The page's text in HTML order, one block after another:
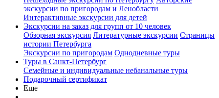
экскурсии по пригородам и Ленобласти
Интерактивные экскурсии для детей
Экскурсии на заказ для групп от 10 человек
Обзорная экскурсия Литературные экскурсии Страницы
истории Петербурга
Экскурсии по пригородам Однодневные туры
Туры в Санкт-Петербург
Семейные и индивидуальные небанальные туры
Подарочный сертификат
Еще